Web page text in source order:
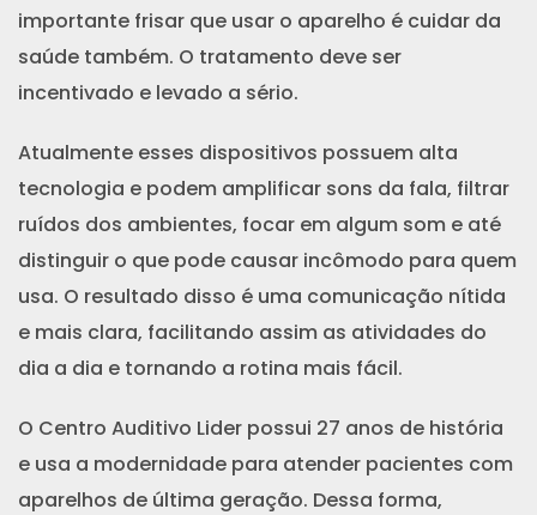
importante frisar que usar o aparelho é cuidar da
saúde também. O tratamento deve ser
incentivado e levado a sério.
Atualmente esses dispositivos possuem alta
tecnologia e podem amplificar sons da fala, filtrar
ruídos dos ambientes, focar em algum som e até
distinguir o que pode causar incômodo para quem
usa. O resultado disso é uma comunicação nítida
e mais clara, facilitando assim as atividades do
dia a dia e tornando a rotina mais fácil.
O Centro Auditivo Lider possui 27 anos de história
e usa a modernidade para atender pacientes com
aparelhos de última geração. Dessa forma,